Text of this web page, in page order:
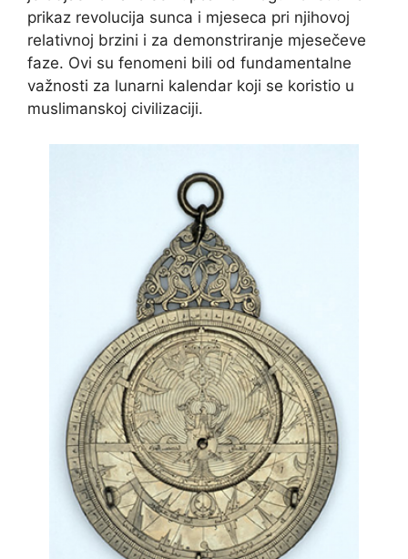
prikaz revolucija sunca i mjeseca pri njihovoj
relativnoj brzini i za demonstriranje mjesečeve
faze. Ovi su fenomeni bili od fundamentalne
važnosti za lunarni kalendar koji se koristio u
muslimanskoj civilizaciji.